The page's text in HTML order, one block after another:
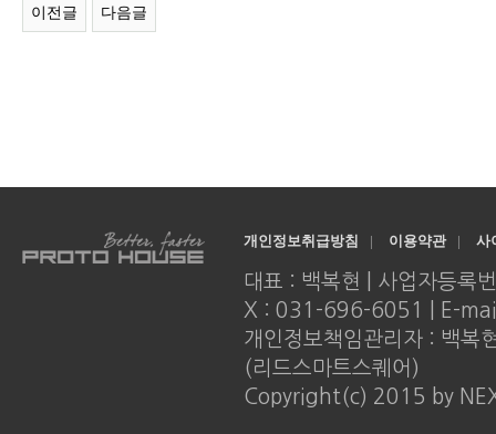
이전글 다음글
개인정보취급방침 | 이용약관 | 사
대표 : 백복현 | 사업자등
X : 031-696-6051 | E-
개인정보책임관리자 : 백복
(리드스마트스퀘어)
Copyright(c) 2015 by